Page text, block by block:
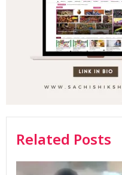
Related Posts